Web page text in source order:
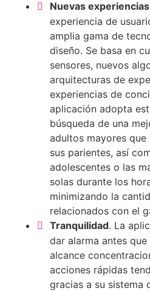
Nuevas
experiencia de
amplia gama de
diseño. Se basa en
sensores, nuevos
arquitecturas de
experiencias de
aplicación adopta
búsqueda de una
adultos mayores
sus parientes, así
adolescentes o las
solas durante los
minimizando la
relacionados con el
Tranquilidad. La
dar alarma antes
alcance
acciones rápidas
gracias a su sistema